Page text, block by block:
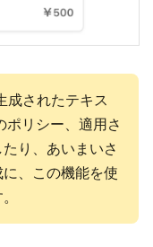
されたテキス
リシー、適用さ
り、あいまいさ
、この機能を使